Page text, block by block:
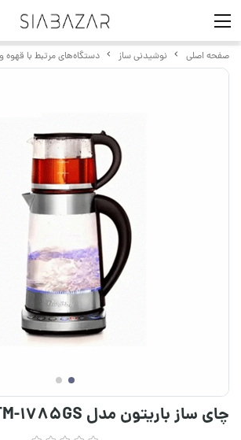
صفحه اصلی نوشیدنی ساز دستگاه‌های مرتبط با قهوه
چای ساز باریتون مدل BARITON BTM-1785GS